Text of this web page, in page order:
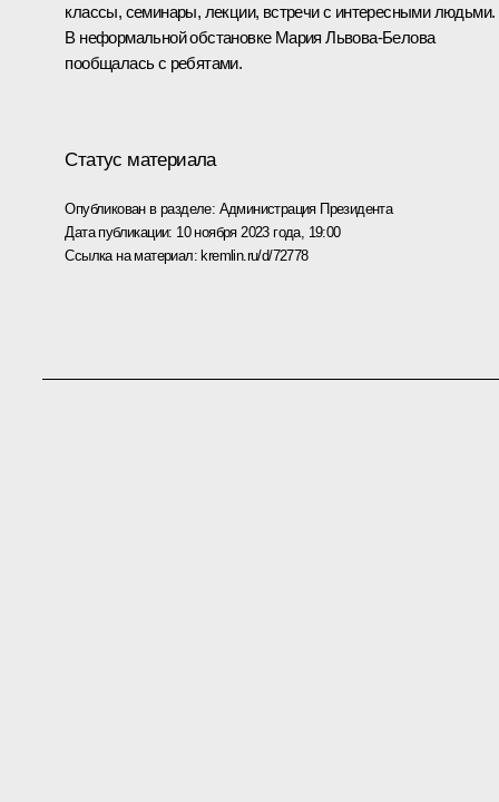
классы, семинары, лекции, встречи с интересными людьми.
В неформальной обстановке Мария Львова-Белова
пообщалась с ребятами.
Статус материала
Опубликован в разделе: Администрация Президента
Дата публикации: 10 ноября 2023 года, 19:00
Ссылка на материал: kremlin.ru/d/72778